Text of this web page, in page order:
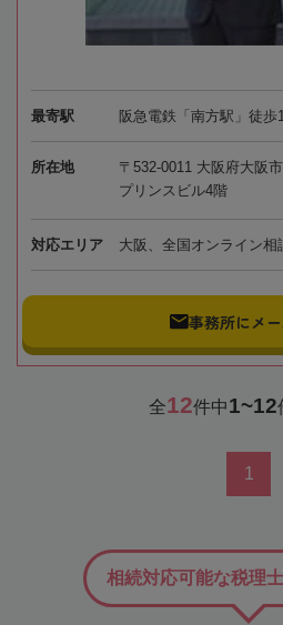
最寄駅 阪急電鉄「南方駅」徒歩
所在地
〒532-0011 大阪府大阪
プリンスビル4階
対応エリア 大阪、全国オンライン相
事務所にメ
全12件中1~12
1
相続対応可能な税理